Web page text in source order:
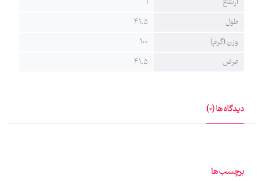
طول
41.5
وزن (گرم)
100
عرض
41.5
دیدگاه ها (0)
برچسب ها